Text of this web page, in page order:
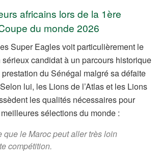
africains lors de la 1ère
du monde 2026
Super Eagles voit particulièrement le
sérieux candidat à un parcours historique
du Sénégal malgré sa défaite
lui, les Lions de l’Atlas et les Lions
les qualités nécessaires pour
sélections du monde :
que le Maroc peut aller très loin
compétition.